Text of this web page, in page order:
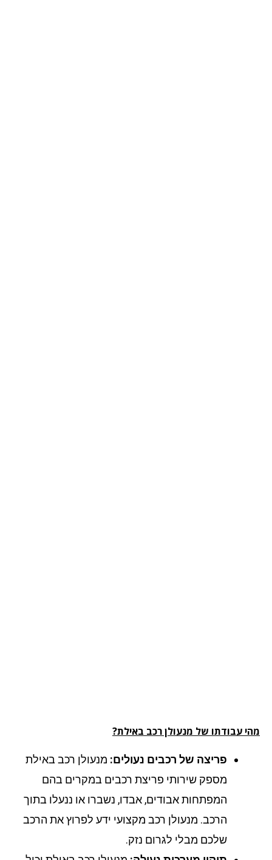
עבודתו של מנעולן רכב באילת?
פריצה של רכבים נעולים:מנעולן רכב באילת
מספק שירותי פריצת רכבים במקרים בהם
המפתחות אבודים, אבדו, נשברו או ננעלו בתוך
הרכב. מנעולן רכב מקצועי ידע לפרוץ את הרכב
שלכם מבלי לגרום נזק.